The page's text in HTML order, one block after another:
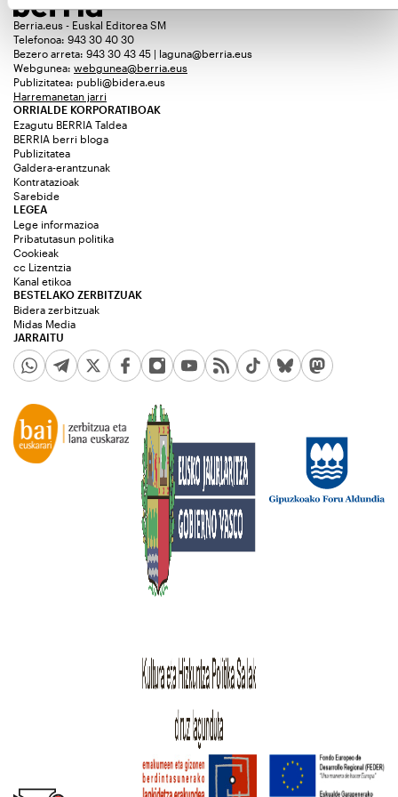
Berria.eus - Euskal Editorea SM
Telefonoa: 943 30 40 30
Bezero arreta: 943 30 43 45 | laguna@berria.eus
Webgunea: webgunea@berria.eus
Publizitatea: publi@bidera.eus
Harremanetan jarri
ORRIALDE KORPORATIBOAK
Ezagutu BERRIA Taldea
BERRIA berri bloga
Publizitatea
Galdera-erantzunak
Kontratazioak
Sarebide
JARRAITU
LEGEA
Lege informazioa
Pribatutasun politika
Cookieak
cc Lizentzia
Kanal etikoa
BESTELAKO ZERBITZUAK
Bidera zerbitzuak
Midas Media